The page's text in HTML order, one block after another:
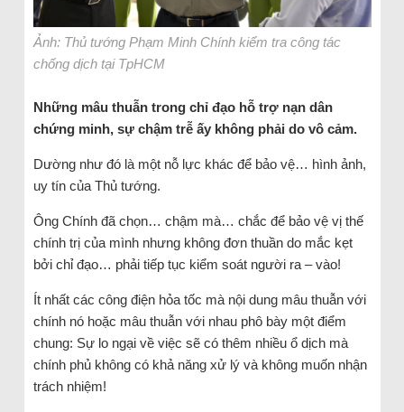
Ảnh: Thủ tướng Phạm Minh Chính kiểm tra công tác
chống dịch tại TpHCM
Những mâu thuẫn trong chỉ đạo hỗ trợ nạn dân
chứng minh, sự chậm trễ ấy không phải do vô cảm.
Dường như đó là một nỗ lực khác để bảo vệ… hình ảnh,
uy tín của Thủ tướng.
Ông Chính đã chọn… chậm mà… chắc để bảo vệ vị thế
chính trị của mình nhưng không đơn thuần do mắc kẹt
bởi chỉ đạo… phải tiếp tục kiểm soát người ra – vào!
Ít nhất các công điện hỏa tốc mà nội dung mâu thuẫn với
chính nó hoặc mâu thuẫn với nhau phô bày một điểm
chung: Sự lo ngại về việc sẽ có thêm nhiều ổ dịch mà
chính phủ không có khả năng xử lý và không muốn nhận
trách nhiệm!